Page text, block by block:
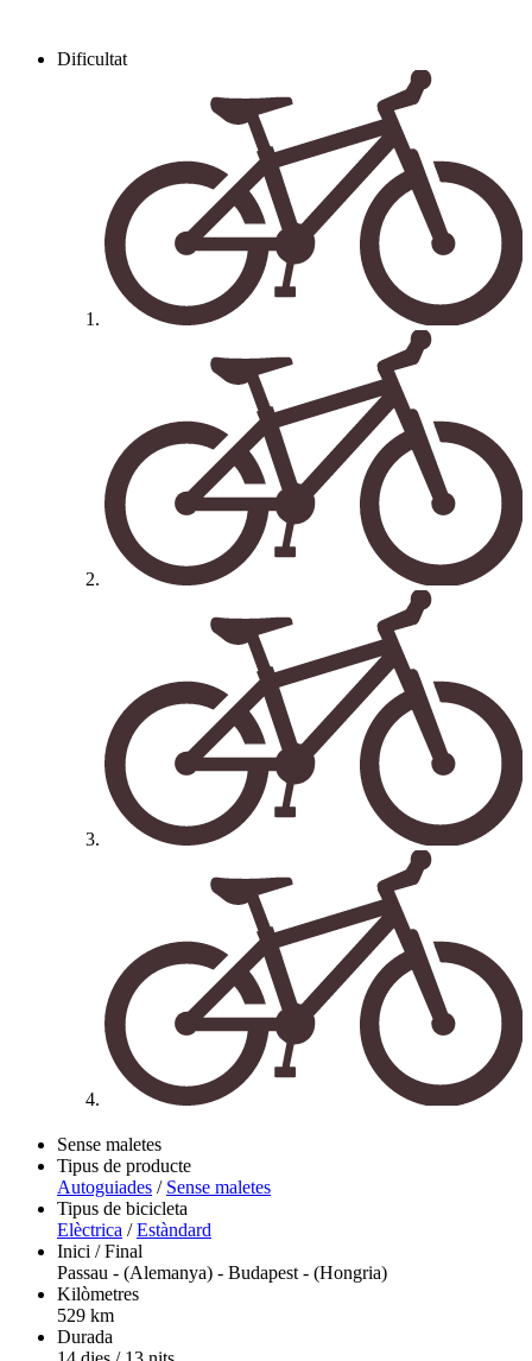
Dificultat
Sense maletes
Tipus de producte
Autoguiades / Sense maletes
Tipus de bicicleta
Elèctrica /Estàndard
Inici / Final
Passau - (Alemanya) - Budapest - (Hongria)
Kilòmetres
529 km
Durada